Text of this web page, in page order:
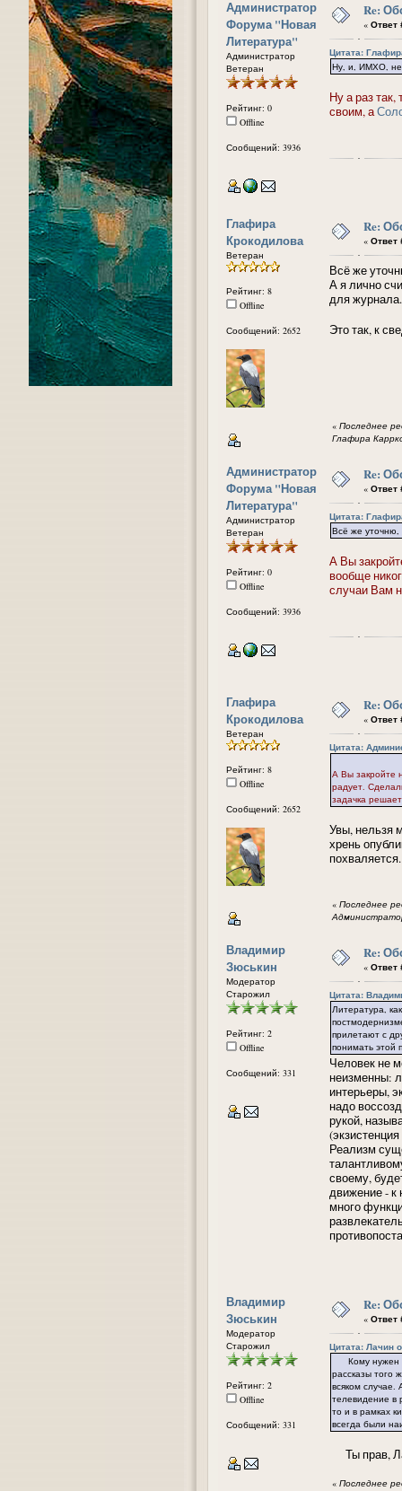
Администратор
Форума "Новая
Литература"
Администратор
Ветеран
Рейтинг: 0
Offline
Сообщений: 3936
Re:
« Ответ
Цитата:
Ну, и, ИМХО,
Ну а раз
своим, а
Глафира
Крокодилова
Ветеран
Рейтинг: 8
Offline
Сообщений: 2652
Re:
« Ответ
Всё же
А я лично
для журнала.
Это так, к
« Последнее
᠌Глафира
Администратор
Форума "Новая
Литература"
Администратор
Ветеран
Рейтинг: 0
Offline
Сообщений: 3936
Re:
« Ответ
Цитата:
Всё же
А Вы
вообще
случаи Вам
Глафира
Крокодилова
Ветеран
Рейтинг: 8
Offline
Сообщений: 2652
Re:
« Ответ
Цитата:
А Вы закройте
радует.
задачка
Увы, нельзя
хрень
« Последнее
Владимир
Зюськин
Модератор
Старожил
Рейтинг: 2
Offline
Сообщений: 331
Re:
« Ответ
Цитата:
Литература,
прилетают с
понимать этой
Человек не
неизменны:
интерьеры,
надо
рукой,
Реализм
своему,
движение - к
много
Владимир
Зюськин
Модератор
Старожил
Рейтинг: 2
Offline
Сообщений: 331
Re:
« Ответ
Цитата: Лачин
Кому нужен
рассказы того
всяком случае.
телевидение в
то и в рамках
всегда были
Ты прав,
« Последнее